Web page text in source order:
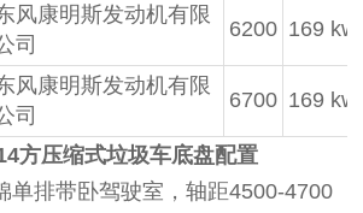
风康明斯发动机有限
司
6200 169 kw
风康明斯发动机有限
司
6700 169 kw
方压缩式垃圾车底盘配置
单排带卧驾驶室，轴距4500-4700